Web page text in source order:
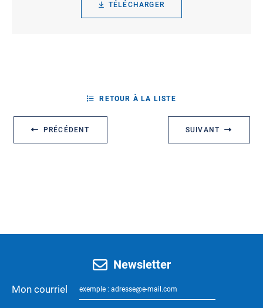
TÉLÉCHARGER
PRÉCÉDENT
RETOUR À LA LISTE
SUIVANT
Newsletter
Mon courriel